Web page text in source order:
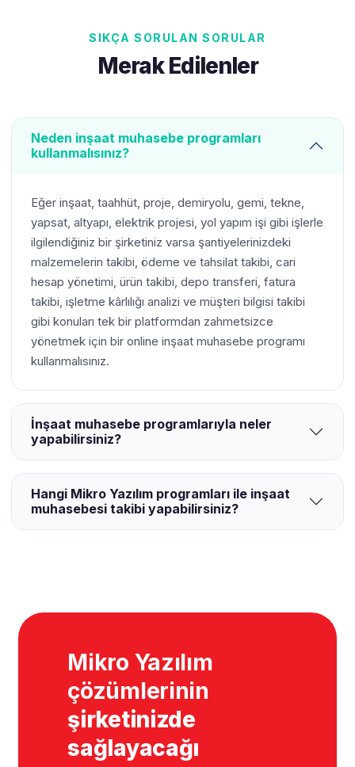
SIKÇA SORULAN SORULAR
Merak Edilenler
Neden inşaat muhasebe programları
kullanmalısınız?
Eğer inşaat, taahhüt, proje, demiryolu, gemi, tekne,
yapsat, altyapı, elektrik projesi, yol yapım işi gibi işlerle
ilgilendiğiniz bir şirketiniz varsa şantiyelerinizdeki
malzemelerin takibi, ödeme ve tahsilat takibi, cari
hesap yönetimi, ürün takibi, depo transferi, fatura
takibi, işletme kârlılığı analizi ve müşteri bilgisi takibi
gibi konuları tek bir platformdan zahmetsizce
yönetmek için bir online inşaat muhasebe programı
kullanmalısınız.
İnşaat muhasebe programlarıyla neler
yapabilirsiniz?
Hangi Mikro Yazılım programları ile inşaat
muhasebesi takibi yapabilirsiniz?
Mikro Yazılım
çözümlerinin
şirketinizde
sağlayacağı